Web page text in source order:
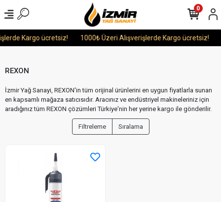
Kargo ücretsiz! 1000₺ Üzeri Alışverişlerde Kargo ücretsiz!
0
REXON
İzmir Yağ Sanayi, REXON'in tüm orijinal ürünlerini en uygun fiyatlarla sunan
en kapsamlı mağaza satıcısıdır. Aracınız ve endüstriyel makineleriniz için
aradığınız tüm REXON çözümleri Türkiye'nin her yerine kargo ile gönderilir.
Filtreleme Sıralama